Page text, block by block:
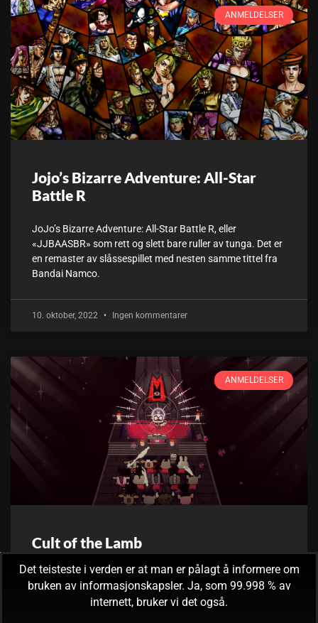
ANMELDELSER
Jojo’s Bizarre Adventure: All-Star
Battle R
JoJo’s Bizarre Adventure: All-Star Battle R, eller
«JJBAASBR» som rett og slett bare ruller av tunga. Det er
en remaster av slåssespillet med nesten samme tittel fra
Bandai Namco.
10. oktober, 2022 Ingen kommentarer
ANMELDELSER
Cult of the Lamb
Velkommen til Simpekulten! Jeg er din kultleder, Lamme-
Laila, her er din tildelte soveplass, innfinn deg ved statuen
av meg om fem minutter for en 16-timers
Det teisteste i verden er at man er pålagt å informere om
bruken av informasjonskapsler. Ja, som 99.998 % av
internett, bruker vi det også.